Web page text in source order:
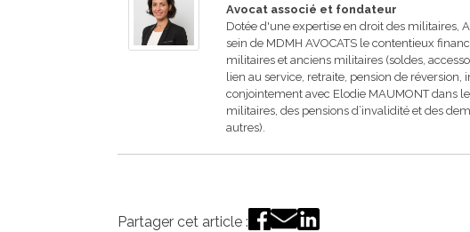
Avocat associé et fondateur
Dotée d'une expertise en droit des militaires,
sein de MDMH AVOCATS le contentieux
militaires et anciens militaires (soldes,
lien au service, retraite, pension de
conjointement avec Elodie MAUMONT dans
militaires, des pensions d’invalidité et des
autres).
Partager cet article :